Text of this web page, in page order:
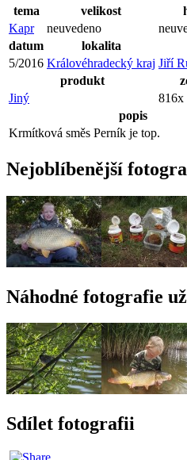
tema velikost
Kapr
neuvedeno
datum
lokalita
5/2016 Královéhradecký kraj Jiří
produkt
Jiný
816x
popis
Krmítková směs Perník je top.
Nejoblíbenější
Náhodné fotografie
Sdílet fotografii